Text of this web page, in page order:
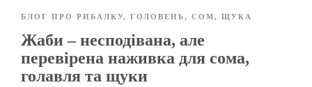
БЛОГ ПРО РИБАЛКУ, ГОЛОВЕНЬ, СОМ, ЩУКА
Жаби – несподівана, але
перевірена наживка для сома,
голавля та щуки